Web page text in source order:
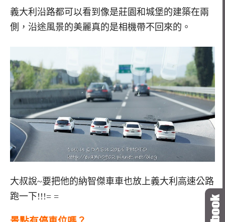
義大利沿路都可以看到像是莊園和城堡的建築在兩
側，沿途風景的美麗真的是相機帶不回來的。
大叔說~要把他的納智傑車車也放上義大利高速公路
跑一下!!!= =